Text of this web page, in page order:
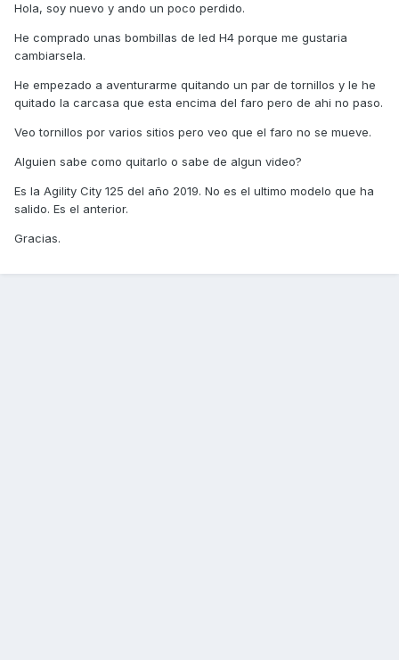
Hola, soy nuevo y ando un poco perdido.
He comprado unas bombillas de led H4 porque me gustaria
cambiarsela.
He empezado a aventurarme quitando un par de tornillos y le he
quitado la carcasa que esta encima del faro pero de ahi no paso.
Veo tornillos por varios sitios pero veo que el faro no se mueve.
Alguien sabe como quitarlo o sabe de algun video?
Es la Agility City 125 del año 2019. No es el ultimo modelo que ha
salido. Es el anterior.
Gracias.